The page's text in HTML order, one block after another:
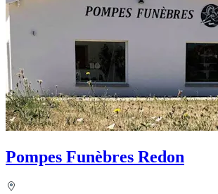
Pompes Funèbres Redon